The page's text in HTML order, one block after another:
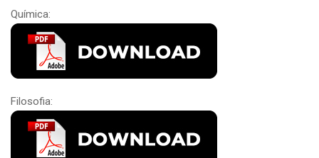
Química:
Filosofia: